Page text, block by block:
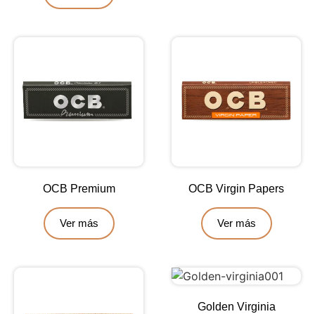
OCB Premium
Ver más
OCB Virgin Papers
Ver más
Golden Virginia